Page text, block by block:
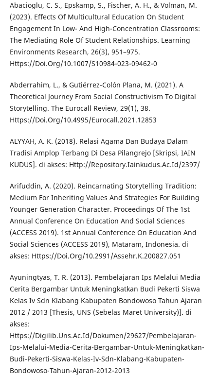
Abacioglu, C. S., Epskamp, S., Fischer, A. H., & Volman, M.
(2023). Effects Of Multicultural Education On Student
Engagement In Low- And High-Concentration Classrooms:
The Mediating Role Of Student Relationships. Learning
Environments Research, 26(3), 951–975.
Https://Doi.Org/10.1007/S10984-023-09462-0
Abderrahim, L., & Gutiérrez-Colón Plana, M. (2021). A
Theoretical Journey From Social Constructivism To Digital
Storytelling. The Eurocall Review, 29(1), 38.
Https://Doi.Org/10.4995/Eurocall.2021.12853
ALYYAH, A. K. (2018). Relasi Agama Dan Budaya Dalam
Tradisi Amplop Terbang Di Desa Pilangrejo [Skripsi, IAIN
KUDUS]. di akses: Http://Repository.Iainkudus.Ac.Id/2397/
Arifuddin, A. (2020). Reincarnating Storytelling Tradition:
Medium For Inheriting Values And Strategies For Building
Younger Generation Character. Proceedings Of The 1st
Annual Conference On Education And Social Sciences
(ACCESS 2019). 1st Annual Conference On Education And
Social Sciences (ACCESS 2019), Mataram, Indonesia. di
akses: Https://Doi.Org/10.2991/Assehr.K.200827.051
Ayuningtyas, T. R. (2013). Pembelajaran Ips Melalui Media
Cerita Bergambar Untuk Meningkatkan Budi Pekerti Siswa
Kelas Iv Sdn Klabang Kabupaten Bondowoso Tahun Ajaran
2012 / 2013 [Thesis, UNS (Sebelas Maret University)]. di
akses:
Https://Digilib.Uns.Ac.Id/Dokumen/29627/Pembelajaran-
Ips-Melalui-Media-Cerita-Bergambar-Untuk-Meningkatkan-
Budi-Pekerti-Siswa-Kelas-Iv-Sdn-Klabang-Kabupaten-
Bondowoso-Tahun-Ajaran-2012-2013